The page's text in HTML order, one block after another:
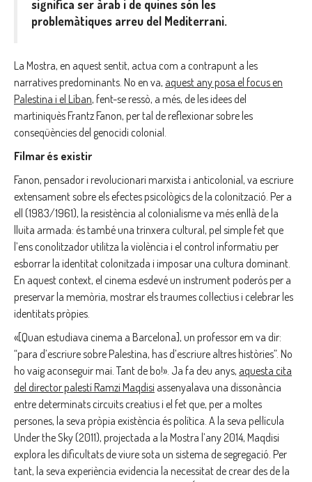
significa ser àrab i de quines són les
problemàtiques arreu del Mediterrani.
La Mostra, en aquest sentit, actua com a contrapunt a les
narratives predominants. No en va, aquest any posa el focus en
Palestina i el Líban, fent-se ressò, a més, de les idees del
martiniquès Frantz Fanon, per tal de reflexionar sobre les
conseqüències del genocidi colonial.
Filmar és existir
Fanon, pensador i revolucionari marxista i anticolonial, va escriure
extensament sobre els efectes psicològics de la colonització. Per a
ell (1983/1961), la resistència al colonialisme va més enllà de la
lluita armada: és també una trinxera cultural, pel simple fet que
l’ens conolitzador utilitza la violència i el control informatiu per
esborrar la identitat colonitzada i imposar una cultura dominant.
En aquest context, el cinema esdevé un instrument poderós per a
preservar la memòria, mostrar els traumes col·lectius i celebrar les
identitats pròpies.
«[Quan estudiava cinema a Barcelona], un professor em va dir:
“para d’escriure sobre Palestina, has d’escriure altres històries”. No
ho vaig aconseguir mai. Tant de bo!». Ja fa deu anys, aquesta cita
del director palestí Ramzi Maqdisi assenyalava una dissonància
entre determinats circuits creatius i el fet que, per a moltes
persones, la seva pròpia existència és política. A la seva pel·lícula
Under the Sky (2011), projectada a la Mostra l’any 2014, Maqdisi
explora les dificultats de viure sota un sistema de segregació. Per
tant, la seva experiència evidencia la necessitat de crear des de la